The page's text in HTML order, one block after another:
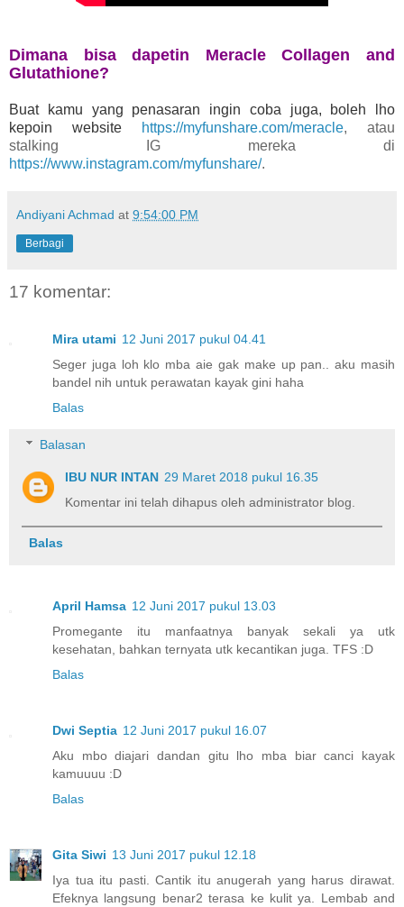
Dimana bisa dapetin Meracle Collagen and
Glutathione?
Buat kamu yang penasaran ingin coba juga, boleh lho
kepoin website
https://myfunshare.com/meracle, atau
stalking IG mereka di
https://www.instagram.com/myfunshare/.
Andiyani Achmad at 9:54:00 PM
Berbagi
17 komentar:
Mira utami 12 Juni 2017 pukul 04.41
Seger juga loh klo mba aie gak make up pan.. aku masih
bandel nih untuk perawatan kayak gini haha
Balas
Balasan
IBU NUR INTAN 29 Maret 2018 pukul 16.35
Komentar ini telah dihapus oleh administrator blog.
Balas
April Hamsa 12 Juni 2017 pukul 13.03
Promegante itu manfaatnya banyak sekali ya utk
kesehatan, bahkan ternyata utk kecantikan juga. TFS :D
Balas
Dwi Septia 12 Juni 2017 pukul 16.07
Aku mbo diajari dandan gitu lho mba biar canci kayak
kamuuuu :D
Balas
Gita Siwi 13 Juni 2017 pukul 12.18
Iya tua itu pasti. Cantik itu anugerah yang harus dirawat.
Efeknya langsung benar2 terasa ke kulit ya. Lembab and